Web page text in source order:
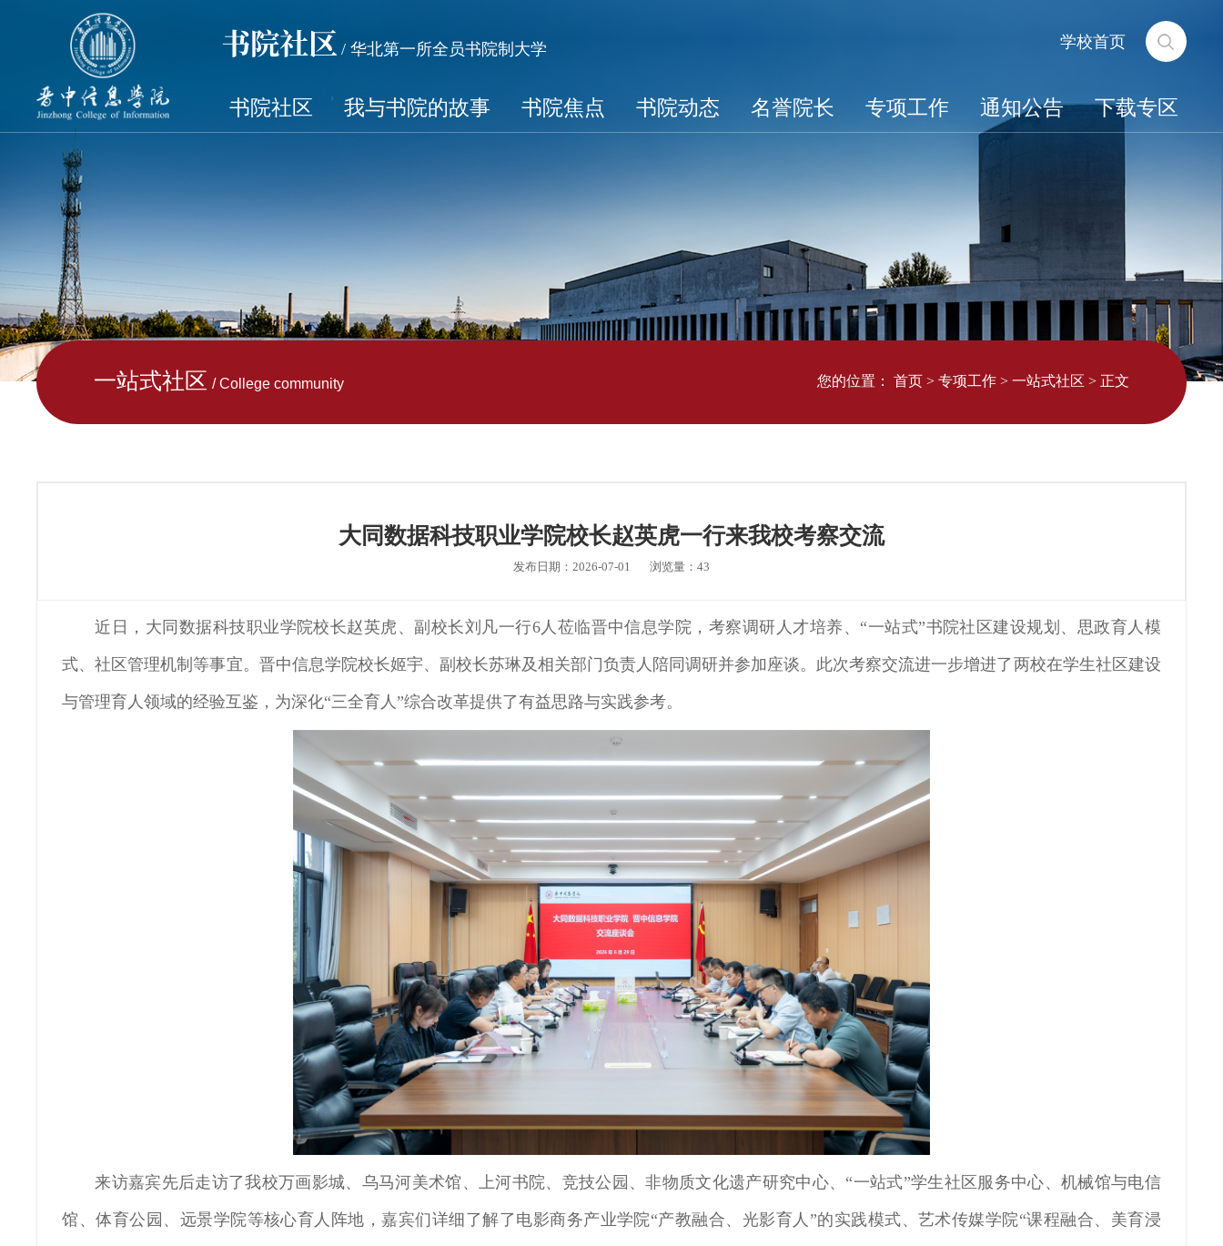
书院社区 / 华北第一所全员书院制大学 学校首页
书院社区 我与书院的故事 书院焦点 书院动态 名誉院长 专项工作 通知公告 下载专区
一站式社区 / College community 您的位置： 首页 > 专项工作 > 一站式社区 > 正文
大同数据科技职业学院校长赵英虎一行来我校考察交流
发布日期：2026-07-01 浏览量： 43
近日，大同数据科技职业学院校长赵英虎、副校长刘凡一行6人莅临晋中信息学院，考察调研人才培养、“一站式”书院社区建设规划、思政育人模
式、社区管理机制等事宜。晋中信息学院校长姬宇、副校长苏琳及相关部门负责人陪同调研并参加座谈。此次考察交流进一步增进了两校在学生社区建设
与管理育人领域的经验互鉴，为深化“三全育人”综合改革提供了有益思路与实践参考。
来访嘉宾先后走访了我校万画影城、乌马河美术馆、上河书院、竞技公园、非物质文化遗产研究中心、“一站式”学生社区服务中心、机械馆与电信
馆、体育公园、远景学院等核心育人阵地，嘉宾们详细了解了电影商务产业学院“产教融合、光影育人”的实践模式、艺术传媒学院“课程融合、美育浸